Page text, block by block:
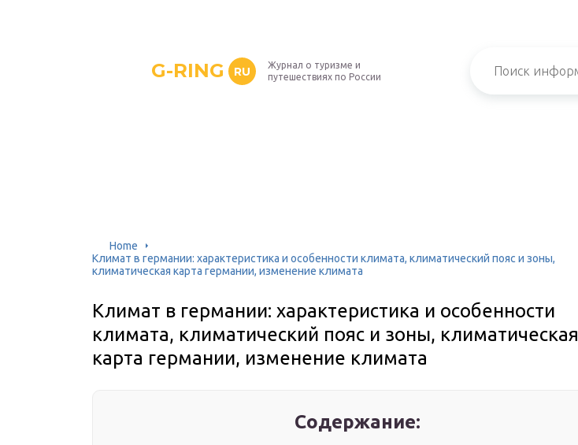
G-RING RU
Журнал о туризме и
путешествиях по России
Home
Климат в германии: характеристика и особенности климата, климатический пояс и зоны,
климатическая карта германии, изменение климата
Климат в германии: характеристика и особенности
климата, климатический пояс и зоны, климатическая
карта германии, изменение климата
Содержание: